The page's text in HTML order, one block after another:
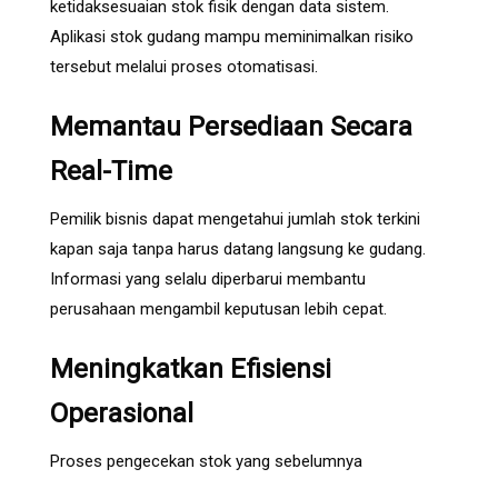
ketidaksesuaian stok fisik dengan data sistem.
Aplikasi stok gudang mampu meminimalkan risiko
tersebut melalui proses otomatisasi.
Memantau Persediaan Secara
Real-Time
Pemilik bisnis dapat mengetahui jumlah stok terkini
kapan saja tanpa harus datang langsung ke gudang.
Informasi yang selalu diperbarui membantu
perusahaan mengambil keputusan lebih cepat.
Meningkatkan Efisiensi
Operasional
Proses pengecekan stok yang sebelumnya